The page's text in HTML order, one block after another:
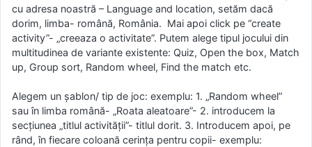
cu adresa noastră – Language and location, setăm dacă
dorim, limba- română, România. Mai apoi click pe “create
activity”- „creeaza o activitate”. Putem alege tipul jocului din
multitudinea de variante existente: Quiz, Open the box, Match
up, Group sort, Random wheel, Find the match etc.
Alegem un șablon/ tip de joc: exemplu: 1. „Random wheel”
sau în limba română- „Roata aleatoare”- 2. introducem la
secțiunea „titlul activității”- titlul dorit. 3. Introducem apoi, pe
rând, în fiecare coloană cerința pentru copii- exemplu: